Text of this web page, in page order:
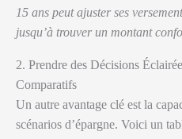
15 ans peut ajuster ses
jusqu’à trouver un montant
2. Prendre des Décisions
Comparatifs
Un autre avantage clé est la
scénarios d’épargne. Voici un